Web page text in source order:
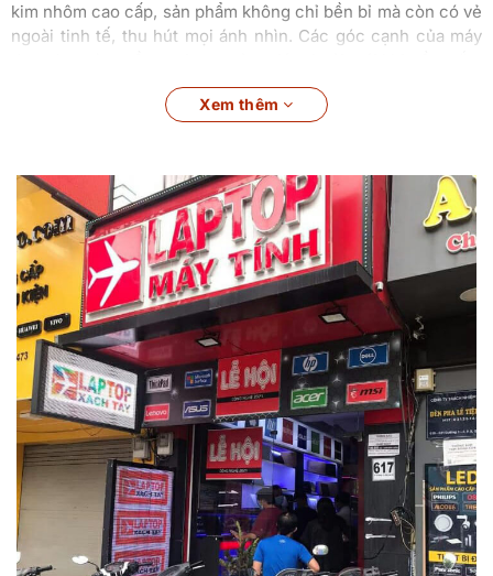
kim nhôm cao cấp, sản phẩm không chỉ bền bỉ mà còn có vẻ
ngoài tinh tế, thu hút mọi ánh nhìn. Các góc cạnh của máy
tent chỉ với vài thao tác đơn giản. Thiết kế này không chỉ
mang lại sự tiện lợi trong sử dụng mà còn tăng cường tính
thẩm mỹ cho sản phẩm. Trọng lượng nhẹ và kích thước gọn
gàng cũng là một điểm cộng, giúp người dùng dễ dàng mang
theo bên mình mọi lúc, mọi nơi.
Xem thêm